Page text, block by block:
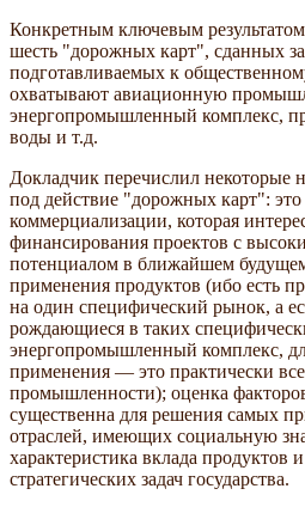
Конкретным ключевым
шесть "дорожных карт", сданных
подготавливаемых к
охватывают авиационную
энергопромышленный комплекс,
воды и т.д.
Докладчик перечислил некоторые
под действие "дорожных карт": это
коммерциализации, которая
финансирования проектов с
потенциалом в ближайшем
применения продуктов (ибо есть
на один специфический рынок, а
рождающиеся в таких
энергопромышленный комплекс,
применения — это практически
промышленности); оценка
существенна для решения самых
отраслей, имеющих социальную
характеристика вклада продуктов
стратегических задач государства.